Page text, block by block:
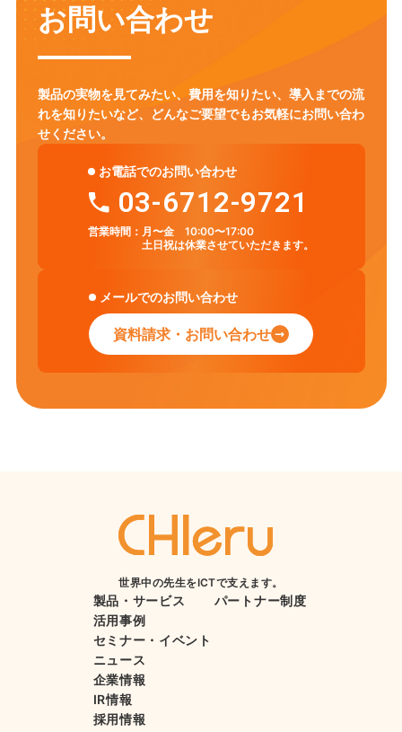
アクティブ・ラーニング ICT セキュリティ対策
お問い合わせ
製品の実物を見てみたい、費用を知りたい、導入までの流
れを知りたいなど、
どんなご要望でもお気軽にお問い合わ
せください。
お電話でのお問い合わせ
03-6712-9721
営業時間： 月〜金 10:00〜17:00
土日祝は休業させていただきます。
メールでのお問い合わせ
資料請求・お問い合わせ
世界中の先生をICTで支えます。
製品・サービス
活用事例
セミナー・イベント
ニュース
企業情報
IR情報
採用情報
パートナー制度